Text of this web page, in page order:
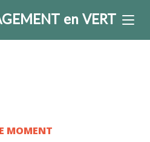
en VERT
MOMENT